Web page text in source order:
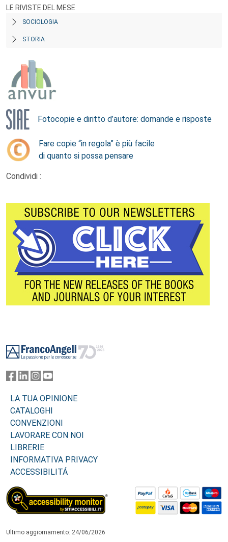
LE RIVISTE DEL MESE
SOCIOLOGIA
STORIA
Fotocopie e diritto d’autore: domande e risposte
Fare copie “in regola” è più facile
di quanto si possa pensare
Condividi :
LA TUA OPINIONE
CATALOGHI
CONVENZIONI
LAVORARE CON NOI
LIBRERIE
INFORMATIVA PRIVACY
ACCESSIBILITÁ
Ultimo aggiornamento: 24/06/2026